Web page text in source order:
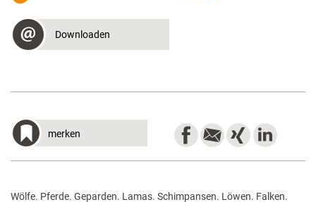
Downloaden
merken
Wölfe. Pferde. Geparden. Lamas. Schimpansen. Löwen. Falken.